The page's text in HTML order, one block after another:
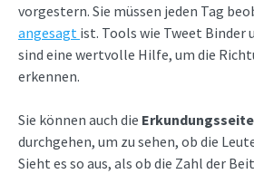
vorgestern. Sie müssen jeden Tag
angesagt ist. Tools wie Tweet Binder
sind eine wertvolle Hilfe, um die
erkennen.
Sie können auch die Erkundungsseite
durchgehen, um zu sehen, ob die
Sieht es so aus, als ob die Zahl der